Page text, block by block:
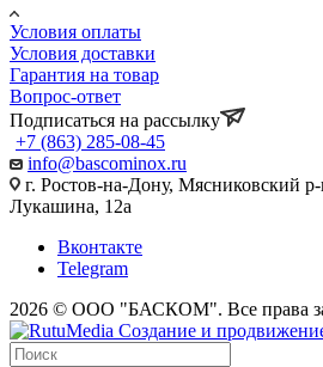
Условия оплаты
Условия доставки
Гарантия на товар
Вопрос-ответ
Подписаться на рассылку
+7 (863) 285-08-45
info@bascominox.ru
г. Ростов-на-Дону, Мясниковский
Лукашина, 12а
Вконтакте
Telegram
2026 © ООО "БАСКОМ". Все права